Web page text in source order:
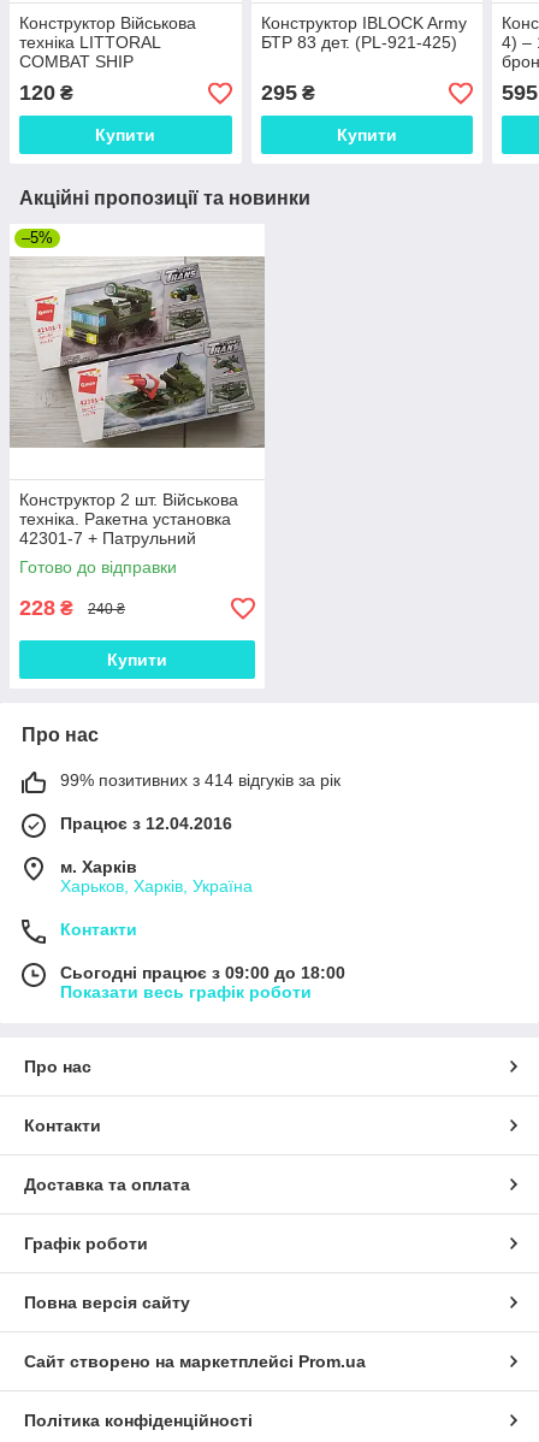
Конструктор Військова
техніка LITTORAL
COMBAT SHIP
Прибережний бойовий
корабель 98 дет. (1411-7)
120 ₴
Купити
Конструктор IBLOCK Army
БТР 83 дет. (PL-921-425)
295₴
Купити
4) –
595
Акційні пропозиції та новинки
–5%
Конструктор 2 шт. Військова
техніка. Ракетна установка
42301-7 + Патрульний
корабель 42301-6
Готово до відправки
228 ₴ 240 ₴
Купити
Про нас
99% позитивних з 414 відгуків за рік
Працює з 12.04.2016
м. Харків
Харьков, Харків, Україна
Контакти
Сьогодні працює з 09:00 до 18:00
Показати весь графік роботи
Про нас
Контакти
Доставка та оплата
Графік роботи
Повна версія сайту
Сайт створено на маркетплейсі Prom.ua
Політика конфіденційності